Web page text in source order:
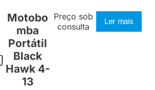
Motobo
mba
Portátil
Black
Hawk 4-
13
Preço sob
consulta
Ler mais